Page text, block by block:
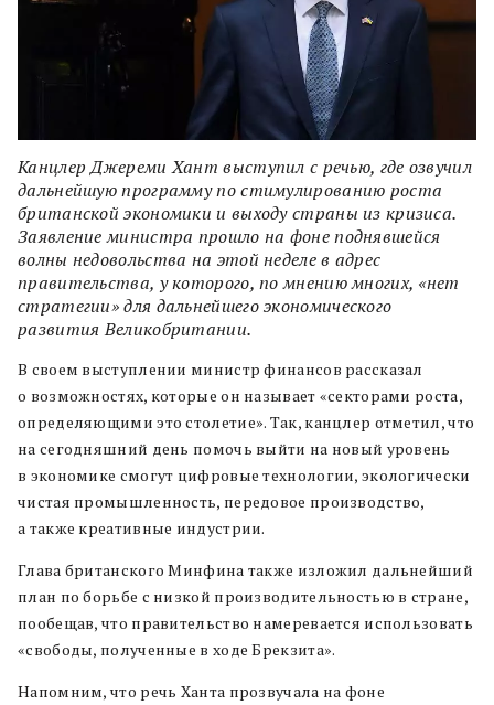
Канцлер Джереми Хант выступил с речью, где озвучил
дальнейшую программу по стимулированию роста
британской экономики и выходу страны из кризиса.
Заявление министра прошло на фоне поднявшейся
волны недовольства на этой неделе в адрес
правительства, у которого, по мнению многих, «нет
стратегии» для дальнейшего экономического
развития Великобритании.
В своем выступлении министр финансов рассказал
о возможностях, которые он называет «секторами роста,
определяющими это столетие». Так, канцлер отметил, что
на сегодняшний день помочь выйти на новый уровень
в экономике смогут цифровые технологии, экологически
чистая промышленность, передовое производство,
а также креативные индустрии.
Глава британского Минфина также изложил дальнейший
план по борьбе с низкой производительностью в стране,
пообещав, что правительство намеревается использовать
«свободы, полученные в ходе Брекзита».
Напомним, что речь Ханта прозвучала на фоне